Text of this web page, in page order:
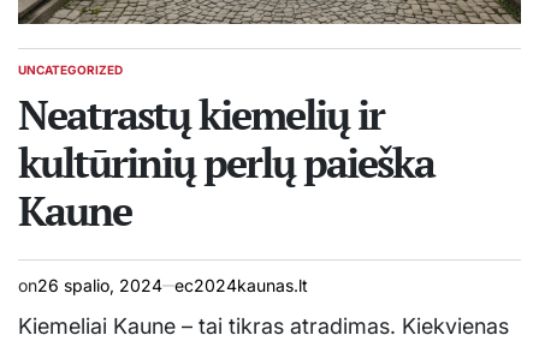
POSTED
UNCATEGORIZED
Neatrastų kiemelių ir
kultūrinių perlų paieška
Kaune
on26 spalio, 2024 ec2024kaunas.lt
Kiemeliai Kaune – tai tikras atradimas. Kiekvienas